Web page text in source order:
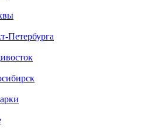
Петербурга